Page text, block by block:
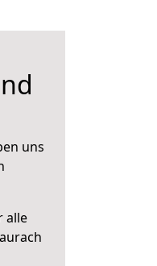
uns
alle